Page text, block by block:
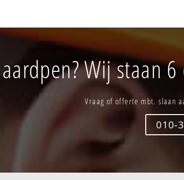
Wij staan
Vraag of offerte mbt. slaan
010-